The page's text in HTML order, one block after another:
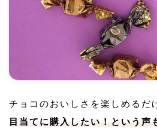
チョコのおいしさを楽しめるだ
目当てに購入したい！という声